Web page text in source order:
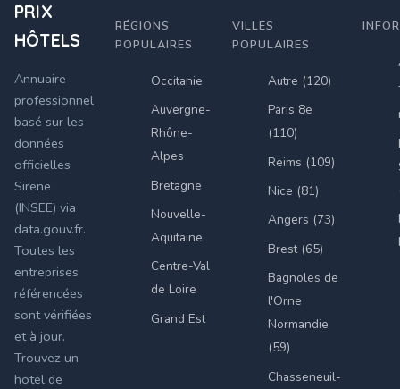
PRIX
HÔTELS
Annuaire
professionnel
basé sur les
données
officielles
Sirene
(INSEE) via
data.gouv.fr.
Toutes les
entreprises
référencées
sont vérifiées
et à jour.
Trouvez un
hotel de
RÉGIONS
POPULAIRES
Occitanie
Auvergne-
Rhône-
Alpes
Bretagne
Nouvelle-
Aquitaine
Centre-Val
de Loire
Grand Est
VILLES
POPULAIRES
Autre (120)
Paris 8e
(110)
Reims (109)
Nice (81)
Angers (73)
Brest (65)
Bagnoles de
l'Orne
Normandie
(59)
Chasseneuil-